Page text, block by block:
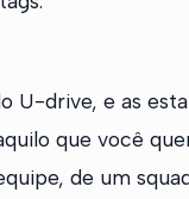
U-drive, e as
que você
de um